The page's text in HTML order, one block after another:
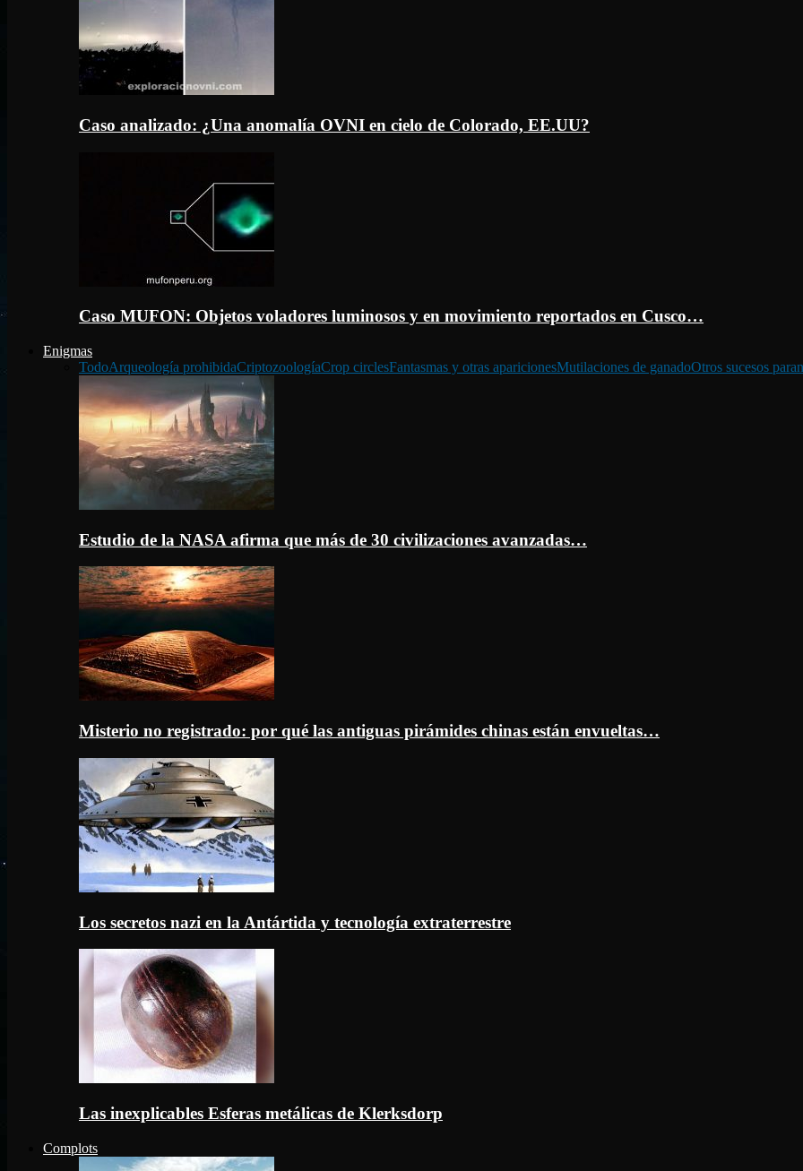
Caso analizado: ¿Una anomalía OVNI en cielo de Colorado, EE.UU?
Caso MUFON: Objetos voladores luminosos y en movimiento reportados en Cusco…
Enigmas
TodoArqueología prohibidaCriptozoologíaCrop circlesFantasmas y otras aparicionesMutilaciones de ganadoOtros sucesos
Estudio de la NASA afirma que más de 30 civilizaciones avanzadas…
Misterio no registrado: por qué las antiguas pirámides chinas están envueltas…
Los secretos nazi en la Antártida y tecnología extraterrestre
Las inexplicables Esferas metálicas de Klerksdorp
Complots